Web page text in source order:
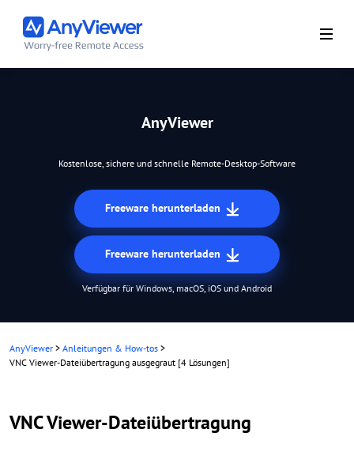
AnyViewer
Kostenlose, sichere und schnelle Remote-Desktop-Software
Freeware herunterladen
Freeware herunterladen
Verfügbar für Windows, macOS, iOS und Android
AnyViewer > Anleitungen & How-tos >
VNC Viewer-Dateiübertragung ausgegraut [4 Lösungen]
VNC Viewer-Dateiübertragung